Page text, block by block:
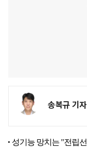
송복규 기자